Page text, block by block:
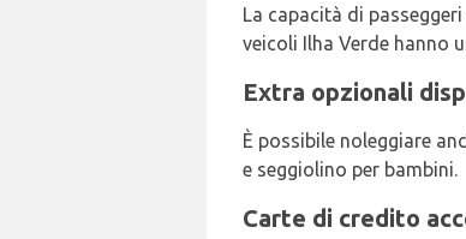
La capacità di
veicoli Ilha Verde hanno
Extra opzionali
È possibile noleggiare
e seggiolino per bambini.
Carte di credito